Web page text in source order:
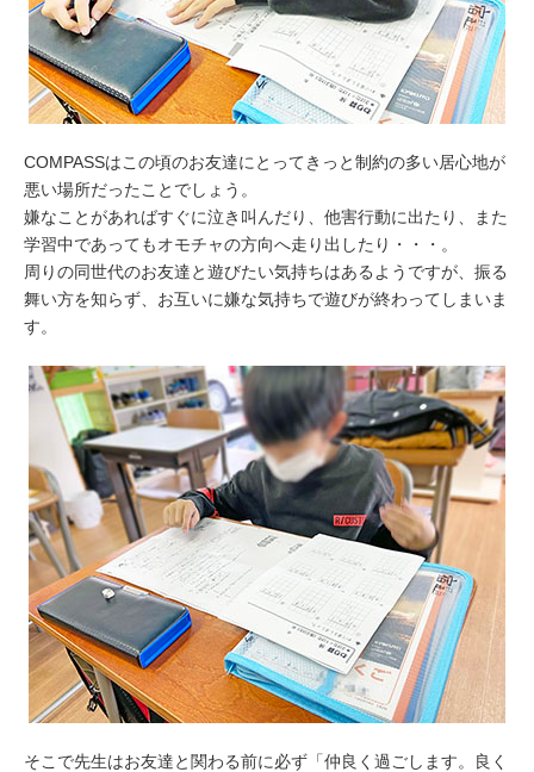
COMPASSはこの頃のお友達にとってきっと制約の多い居心地が
悪い場所だったことでしょう。
嫌なことがあればすぐに泣き叫んだり、他害行動に出たり、また
学習中であってもオモチャの方向へ走り出したり・・・。
周りの同世代のお友達と遊びたい気持ちはあるようですが、振る
舞い方を知らず、お互いに嫌な気持ちで遊びが終わってしまいま
す。
そこで先生はお友達と関わる前に必ず「仲良く過ごします。良く